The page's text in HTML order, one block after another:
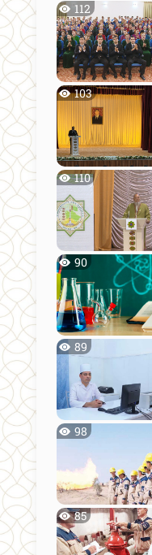
112
103
110
90
89
98
85